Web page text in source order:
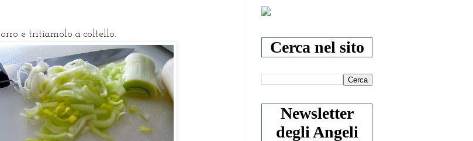
e tritiamolo a coltello.
Cerca nel sito
Newsletter
degli Angeli